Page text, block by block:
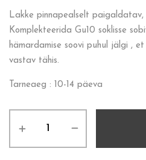
Lakke pinnapealselt
Komplekteerida Gu10 soklisse
hämardamise soovi puhul jälgi ,
vastav tähis.
Tarneaeg : 10-14 päeva